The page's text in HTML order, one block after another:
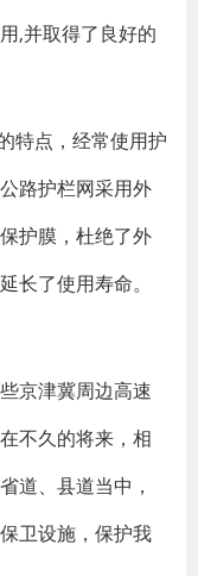
,并取得了良好的
特点，经常使用护
路护栏网采用外
护膜，杜绝了外
长了使用寿命。
京津冀周边高速
不久的将来，相
道、县道当中，
卫设施，保护我